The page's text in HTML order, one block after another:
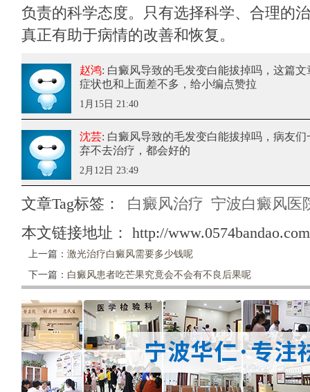
负责的科学态度。只有选择科学、合理的
真正有助于病情的改善和恢复。
赵鸿: 白癜风导致的毛发变白能拔掉吗，这篇文
症状也和上面差不多，给小编点赞拉
1月15日 21:40
沈芸: 白癜风导致的毛发变白能拔掉吗，病友们
弃不去治疗，都会好的
2月12日 23:49
文章Tag标签： 白癜风治疗 宁波白癜风医
本文链接地址： http://
上一篇： 激光治疗白癜风需要多少钱呢
下一篇： 白癜风患者吃芒果究竟会不会有不良后果呢